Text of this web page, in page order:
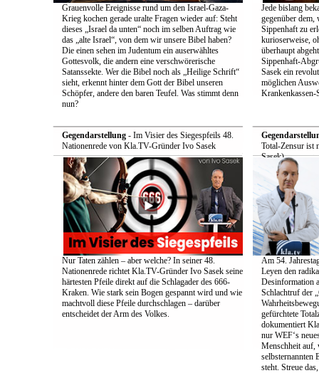
Grauenvolle Ereignisse rund um den Israel-Gaza-
Krieg kochen gerade uralte Fragen wieder auf: Steht
dieses „Israel da unten“ noch im selben Auftrag wie
das „alte Israel“, von dem wir unsere Bibel haben?
Die einen sehen im Judentum ein auserwähltes
Gottesvolk, die andern eine verschwörerische
Satanssekte. Wer die Bibel noch als „Heilige Schrift“
sieht, erkennt hinter dem Gott der Bibel unseren
Schöpfer, andere den baren Teufel. Was stimmt denn
nun?
Jede bislang
gegenüber dem,
Sippenhaft zu
kurioserweise,
überhaupt
Sippenhaft-
Sasek ein
möglichen
Krankenkassen-
Gegendarstellung- Im Visier des Siegespfeils 48.
Nationenrede von Kla.TV-Gründer Ivo Sasek
Nur Taten zählen – aber welche? In seiner 48.
Nationenrede richtet Kla.TV-Gründer Ivo Sasek seine
härtesten Pfeile direkt auf die Schlagader des 666-
Kraken. Wie stark sein Bogen gespannt wird und wie
machtvoll diese Pfeile durchschlagen – darüber
entscheidet der Arm des Volkes.
Total-Zensur ist
Sasek)
Am 54.
Leyen den
Desinformation
Schlachtruf der
gefürchtete
dokumentiert
nur WEF‘s
Menschheit auf,
selbsternannten
steht. Streue